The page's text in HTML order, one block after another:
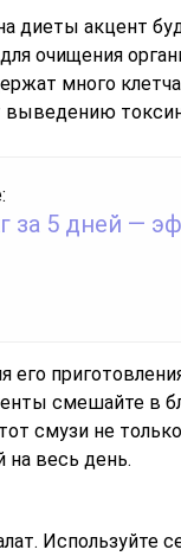
диеты акцент
очищения
много
выведению
за 5 дней —
смешайте в
смузи не
на весь день.
Используйте